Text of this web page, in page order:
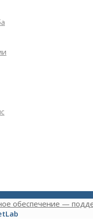
обеспечение —